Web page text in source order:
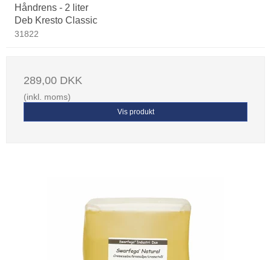
Håndrens - 2 liter
Deb Kresto Classic
31822
289,00 DKK
(inkl. moms)
Vis produkt